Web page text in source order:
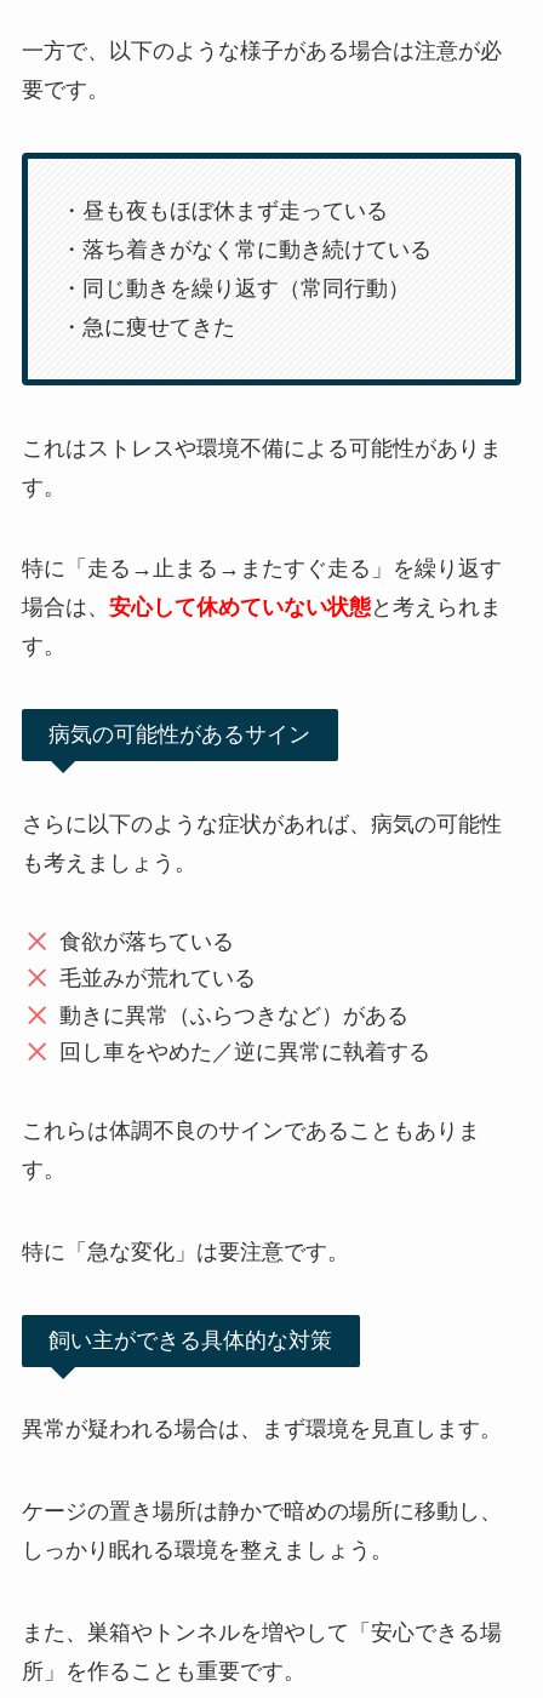
一方で、以下のような様子がある場合は注意が必
要です。
・昼も夜もほぼ休まず走っている
・落ち着きがなく常に動き続けている
・同じ動きを繰り返す（常同行動）
・急に痩せてきた
これはストレスや環境不備による可能性がありま
す。
特に「走る→止まる→またすぐ走る」を繰り返す
場合は、 安心して休めていない状態と考えられま
す。
病気の可能性があるサイン
さらに以下のような症状があれば、病気の可能性
も考えましょう。
食欲が落ちている
毛並みが荒れている
動きに異常（ふらつきなど）がある
回し車をやめた／逆に異常に執着する
これらは体調不良のサインであることもありま
す。
特に「急な変化」は要注意です。
飼い主ができる具体的な対策
異常が疑われる場合は、まず環境を見直します。
ケージの置き場所は静かで暗めの場所に移動し、
しっかり眠れる環境を整えましょう。
また、巣箱やトンネルを増やして「安心できる場
所」を作ることも重要です。